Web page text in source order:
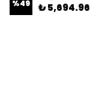
%49 ₺ 5,694.96